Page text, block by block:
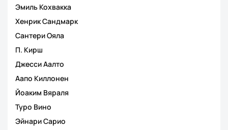
Эмиль Кохвакка
Хенрик Сандмарк
Сантери Ояла
П. Кирш
Джесси Аалто
Аапо Киллонен
Йоаким Вяраля
Туро Вино
Эйнари Сарио